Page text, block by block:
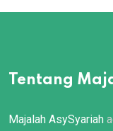
Tentang
Majalah AsySyariah